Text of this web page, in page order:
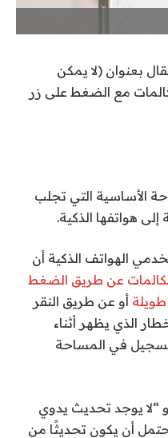
بعنوان (لا يمكن
مع الضغط على زر
الأساسية التي تجلب
هواتفها الذكية.
الهواتف الذكية أن
عن طريق الضغط
أو عن طريق النقر
الذي يظهر أثناء
في المساحة
“لا يوجد تحديث يدوي
أن يكون تحديثًا من